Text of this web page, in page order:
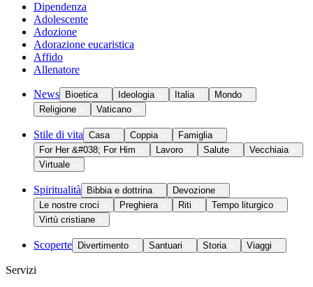
Dipendenza
Adolescente
Adozione
Adorazione eucaristica
Affido
Allenatore
News Bioetica Ideologia Italia
Mondo
Religione
Vaticano
Stile di vita Casa Coppia
Famiglia
For Her &#038; For Him
Lavoro Salute
Vecchiaia
Virtuale
Spiritualità Bibbia e dottrina
Devozione
Le nostre croci
Preghiera Riti
Tempo liturgico
Virtù cristiane
Scoperte Divertimento Santuari Storia Viaggi
Servizi